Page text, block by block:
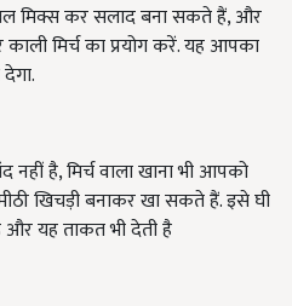
मिक्स कर सलाद बना सकते हैं, और
मिर्च का प्रयोग करें. यह आपका
है, मिर्च वाला खाना भी आपको
खिचड़ी बनाकर खा सकते हैं. इसे घी
यह ताकत भी देती है